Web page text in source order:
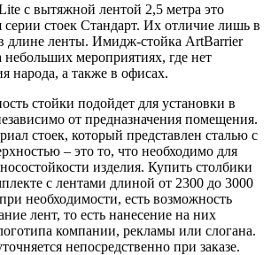
с вытяжной лентой 2,5 метра это
стоек Стандарт. Их отличие лишь в
длине ленты. Имидж-стойка ArtBarrier
мероприятиях, где нет
народа, а также в офисах.
стойки подойдет для установки в
от предназначения помещения.
стоек, который представлен сталью с
– это то, что необходимо для
изделия. Купить столбики
с лентами длиной от 2300 до 3000
необходимости, есть возможность
лент, то есть нанесение на них
компании, рекламы или слогана.
непосредственно при заказе.